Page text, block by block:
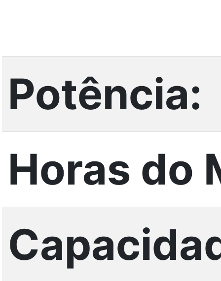
Potência:
Horas do